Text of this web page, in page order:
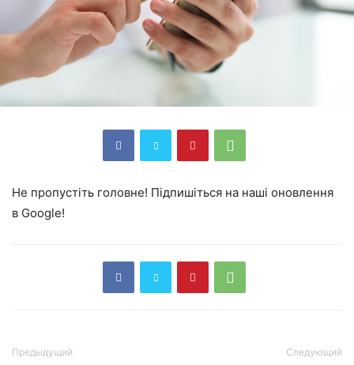
Не пропустіть головне! Підпишіться на наші оновлення
в Google!
Предыдущий Следующий